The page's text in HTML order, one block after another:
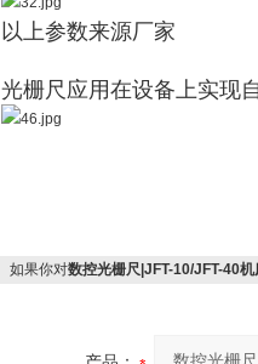
以上参数来源厂家
光栅尺应用在设备上实现
如果你对数控光栅尺|JFT-10/JFT-40